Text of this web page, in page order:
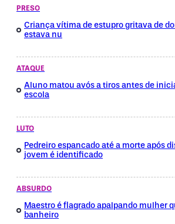
PRESO
Criança vítima de estupro gritava de
estava nu
ATAQUE
Aluno matou avós a tiros antes de
escola
LUTO
Pedreiro espancado até a morte após
jovem é identificado
ABSURDO
Maestro é flagrado apalpando mulher
banheiro